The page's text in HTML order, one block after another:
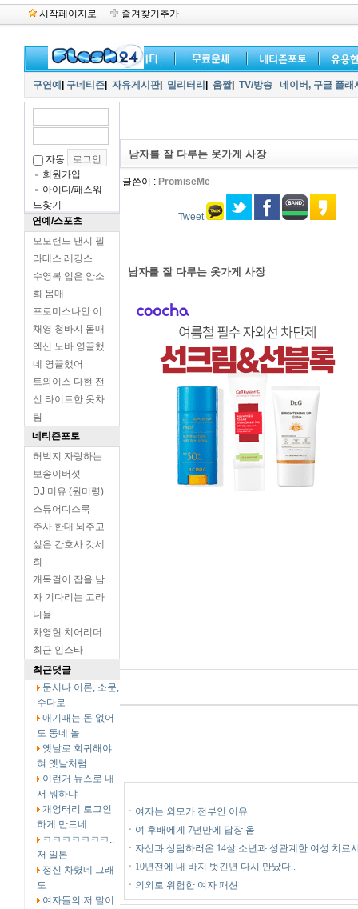
시작페이지로 즐겨찾기추가
구연예 구네티즌 자유게시판| 밀리터리 움짤| TV/방송 네이버, 구글 플
자동
회원가입
아이디/패스워
드찾기
연예/스포츠
모모랜드 낸시 필
라테스 레깅스
수영복 입은 안소
희 몸매
프로미스나인 이
채영 청바지 몸매
엑신 노바 영끌했
네 영끌했어
트와이스 다현 전
신 타이트한 옷차
림
네티즌포토
허벅지 자랑하는
보송이버섯
DJ 미유 (원미령)
스튜어디스룩
주사 한대 놔주고
싶은 간호사 갓세
희
개목걸이 잡을 남
자 기다리는 고라
니율
차영현 치어리더
최근 인스타
최근댓글
문서나 이론, 소문,
수다로
애기때는 돈 없어
도 동네 놀
옛날로 회귀해야
혀 옛날처럼
이런거 뉴스로 내
서 뭐하냐
개엉터리 로그인
하게 만드네
ㅋㅋㅋㅋㅋㅋㅋ..
저 일본
정신 차렸네 그래
도
여자들의 저 말이
남자를 잘 다루는 옷가게 사장
글쓴이 : PromiseMe
Tweet
남자를 잘 다루는 옷가게 사장
ㆍ 여자는 외모가 전부인 이유
ㆍ 여 후배에게 7년만에 답장 옴
ㆍ 자신과 상담하러온 14살 소년과 성관계한 여성 치료
ㆍ 10년전에 내 바지 벗긴년 다시 만났다..
ㆍ 의외로 위험한 여자 패션